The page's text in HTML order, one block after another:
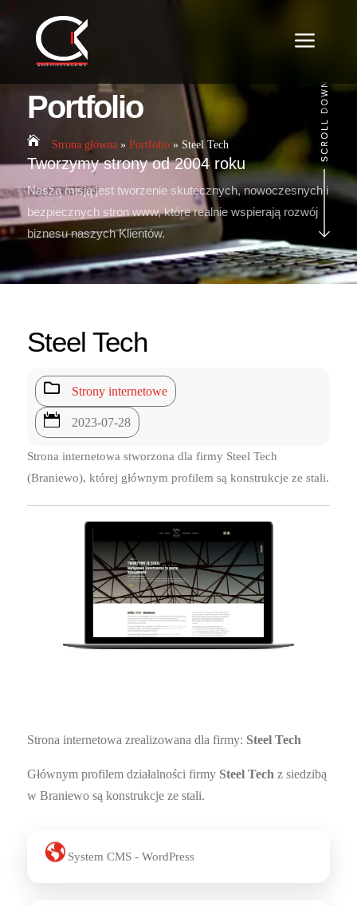
a
Portfolio
 Strona główna» Portfolio» Steel Tech
Tworzymy strony od 2004 roku
Naszą misją jest tworzenie skutecznych, nowoczesnych i
bezpiecznych stron www, które realnie wspierają rozwój
biznesu naszych Klientów.
Steel Tech
 Strony internetowe
 2023-07-28
Strona internetowa stworzona dla firmy Steel Tech
(Braniewo), której głównym profilem są konstrukcje ze stali.
7
Strona internetowa zrealizowana dla firmy: Steel Tech
Głównym profilem działalności firmy Steel Tech z siedzibą
w Braniewo są konstrukcje ze stali.
System CMS - WordPress